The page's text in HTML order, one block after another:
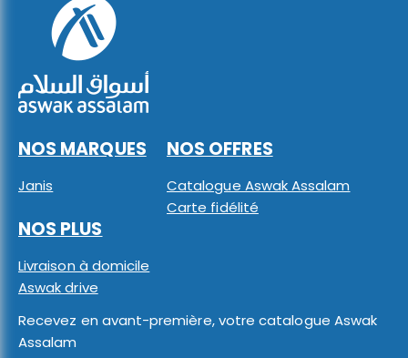
NOS MARQUES
Janis
NOS OFFRES
Catalogue Aswak Assalam
Carte fidélité
NOS PLUS
Livraison à domicile
Aswak drive
Recevez en avant-première, votre catalogue Aswak
Assalam